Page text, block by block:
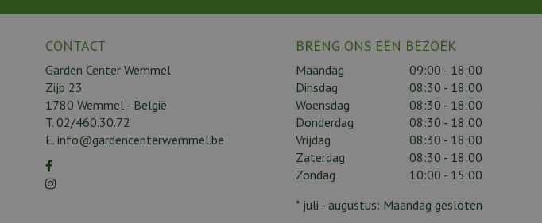
CONTACT
Garden Center Wemmel
Zijp 23
1780 Wemmel - België
T. 02/460.30.72
E. info@gardencenterwemmel.be
BRENG ONS EEN BEZOEK
Maandag
09:00 - 18:00
Dinsdag
08:30 - 18:00
Woensdag
08:30 - 18:00
Donderdag
08:30 - 18:00
Vrijdag
08:30 - 18:00
Zaterdag
08:30 - 18:00
Zondag
10:00 - 15:00
* juli - augustus: Maandag gesloten